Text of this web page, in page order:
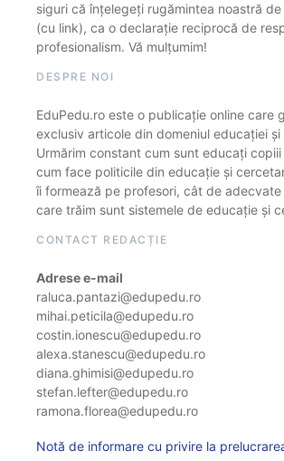
siguri că înțelegeți rugămintea noastră
(cu link), ca o declarație reciprocă de
profesionalism. Vă mulțumim!
DESPRE NOI
EduPedu.ro este o publicație online care
exclusiv articole din domeniul educației
Urmărim constant cum sunt educați
cum face politicile din educație și
îi formează pe profesori, cât de adecvate
care trăim sunt sistemele de educație și
CONTACT REDACȚIE
Adrese e-mail
raluca.pantazi@edupedu.ro
mihai.peticila@edupedu.ro
costin.ionescu@edupedu.ro
alexa.stanescu@edupedu.ro
diana.ghimisi@edupedu.ro
stefan.lefter@edupedu.ro
ramona.florea@edupedu.ro
Notă de informare cu privire la